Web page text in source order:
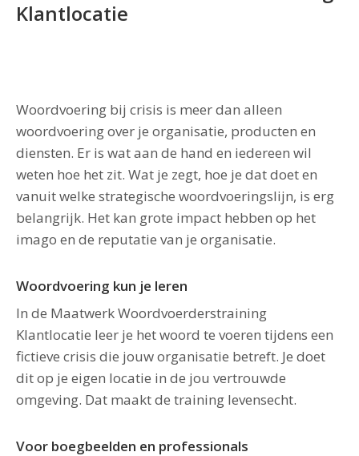
Klantlocatie
Woordvoering bij crisis is meer dan alleen
woordvoering over je organisatie, producten en
diensten. Er is wat aan de hand en iedereen wil
weten hoe het zit. Wat je zegt, hoe je dat doet en
vanuit welke strategische woordvoeringslijn, is erg
belangrijk. Het kan grote impact hebben op het
imago en de reputatie van je organisatie.
Woordvoering kun je leren
In de Maatwerk Woordvoerderstraining
Klantlocatie leer je het woord te voeren tijdens een
fictieve crisis die jouw organisatie betreft. Je doet
dit op je eigen locatie in de jou vertrouwde
omgeving. Dat maakt de training levensecht.
Voor boegbeelden en professionals